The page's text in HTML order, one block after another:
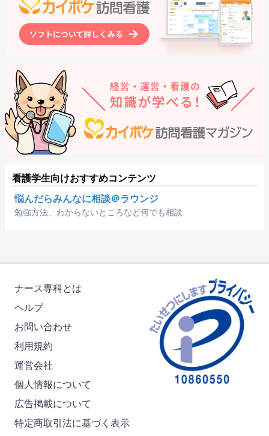
看護学生向けおすすめコンテンツ
悩んだらみんなに相談＠ラウンジ
勉強方法、わからないところなど何でも相談
ナース専科とは
ヘルプ
お問い合わせ
利用規約
運営会社
個人情報について
広告掲載について
特定商取引法に基づく表示